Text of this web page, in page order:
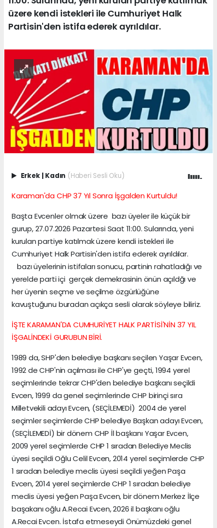
üzere kendi istekleri ile Cumhuriyet Halk
Partisin'den istifa ederek ayrıldılar.
Erkek | Kadın (Haberi Sesli Oku)
Karaman'da CHP 37 Yıl Sonra İşgalden Kurtuldu!
Başta Evcenler olmak üzere bazı üyeler ile küçük bir
gurup, 27.07.2026 Pazartesi Saat 11:00. Sularında, yeni
kurulan partiye katılmak üzere kendi istekleri ile
Cumhuriyet Halk Partisin'den istifa ederek ayrıldılar.
bazı üyelerinin istifaları sonucu, partinin rahatladığı ve
yerelde parti içi gerçek demekrasinin önün açıldğı ve
her üyenin seçme ve seçilme özgürlüğüne
kavuştuğunu buradan açıkça sesli olarak söyleye biliriz.
İŞTE KARAMAN'DA CUMHURİYET HALK PARTİSİ'NİN 37 YIL
İŞGALİNDEKİ GURUBUN BİRİ.
1989 da, SHP'den belediye başkanı seçilen Yaşar Evcen,
1992 de CHP'nin açılması ile CHP'ye geçti, 1994 yerel
seçimlerinde tekrar CHP'den belediye başkanı seçildi
Evcen, 1999 da genel seçimlerinde CHP birinçi sıra
Milletvekili adayı Evcen, (SEÇİLEMEDİ) 2004 de yerel
seçimler seçimlerde CHP belediye Başkan adayı Evcen,
(SEÇİLEMEDİ) bir dönem CHP İl başkanı Yaşar Evcen,
2009 yerel seçimlerde CHP 1 sıradan Belediye Meclis
üyesi seçildi Oğlu Celil Evcen, 2014 yerel seçimlerde CHP
1 sıradan belediye meclis üyesi seçildi yeğen Paşa
Evcen, 2014 yerel seçimlerde CHP 1 sıradan belediye
meclis üyesi yeğen Paşa Evcen, bir dönem Merkez İlçe
başakanı oğlu A.Recai Evcen, 2026 il başkanı oğlu
A.Recai Evcen. İstafa etmeseydi Önümüzdeki genel